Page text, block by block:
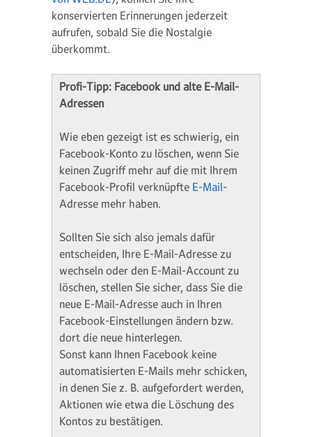
konservierten Erinnerungen jederzeit
aufrufen, sobald Sie die Nostalgie
überkommt.
Profi-Tipp: Facebook und alte E-Mail-
Adressen
Wie eben gezeigt ist es schwierig, ein
Facebook-Konto zu löschen, wenn Sie
keinen Zugriff mehr auf die mit Ihrem
Facebook-Profil verknüpfte E-Mail-
Adresse mehr haben.
Sollten Sie sich also jemals dafür
entscheiden, Ihre E-Mail-Adresse zu
wechseln oder den E-Mail-Account zu
löschen, stellen Sie sicher, dass Sie die
neue E-Mail-Adresse auch in Ihren
Facebook-Einstellungen ändern bzw.
dort die neue hinterlegen.
Sonst kann Ihnen Facebook keine
automatisierten E-Mails mehr schicken,
in denen Sie z. B. aufgefordert werden,
Aktionen wie etwa die Löschung des
Kontos zu bestätigen.